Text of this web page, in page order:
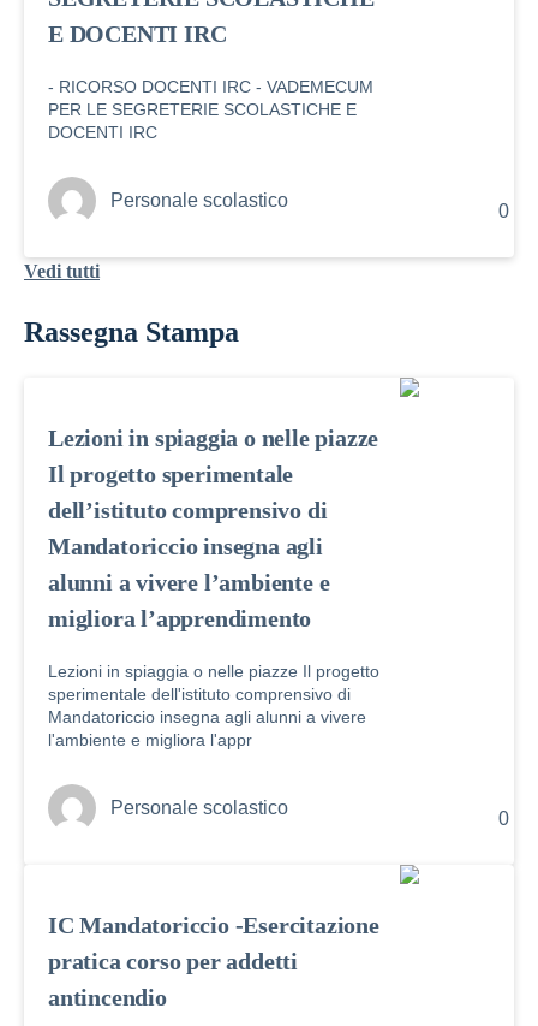
E DOCENTI IRC
- RICORSO DOCENTI IRC - VADEMECUM
PER LE SEGRETERIE SCOLASTICHE E
DOCENTI IRC
Personale scolastico
0
Vedi tutti
Rassegna Stampa
Lezioni in spiaggia o nelle piazze
Il progetto sperimentale
dell’istituto comprensivo di
Mandatoriccio insegna agli
alunni a vivere l’ambiente e
migliora l’apprendimento
Lezioni in spiaggia o nelle piazze Il progetto
sperimentale dell'istituto comprensivo di
Mandatoriccio insegna agli alunni a vivere
l'ambiente e migliora l'appr
Personale scolastico
0
IC Mandatoriccio -Esercitazione
pratica corso per addetti
antincendio